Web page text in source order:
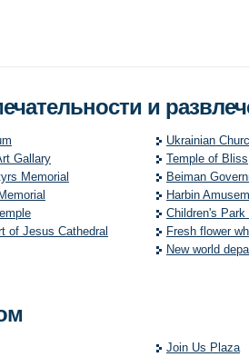
и
Gallary
Memorial
of Jesus Cathedral
Ukrainian
Temple of Bliss
Beiman
Harbin
Children's Park
Fresh flower
New world
Join Us Plaza